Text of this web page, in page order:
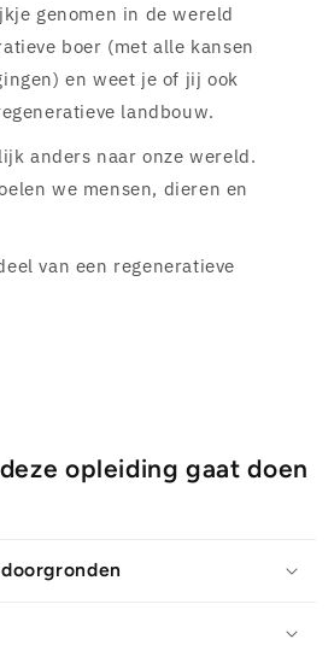
genomen in de wereld
boer (met alle kansen
en weet je of jij ook
landbouw.
anders naar onze wereld.
we mensen, dieren en
van een regeneratieve
opleiding gaat doen